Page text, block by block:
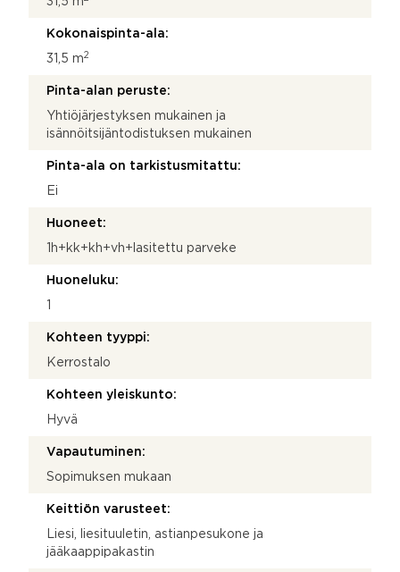
Kokonaispinta-ala:
31,5 m2
Pinta-alan peruste:
Yhtiöjärjestyksen mukainen ja
isännöitsijäntodistuksen mukainen
Pinta-ala on tarkistusmitattu:
Ei
Huoneet:
1h+kk+kh+vh+lasitettu parveke
Huoneluku:
Kohteen tyyppi:
Kerrostalo
Kohteen yleiskunto:
Hyvä
Vapautuminen:
Sopimuksen mukaan
Keittiön varusteet:
Liesi, liesituuletin, astianpesukone ja
jääkaappipakastin